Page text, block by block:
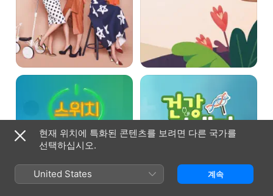
스위치 건강면세점
현재 위치에 특화된 콘텐츠를 보려면 다른 국가를
선택하십시오.
United States 계속